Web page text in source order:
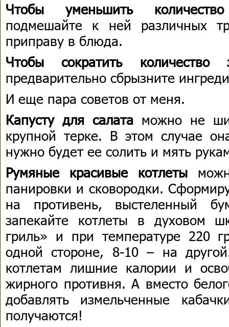
Чтобы уменьшить
подмешайте к ней различных
приправу в блюда.
Чтобы сократить количество
предварительно сбрызните
И еще пара советов от меня.
Капусту для салата можно не
крупной терке. В этом случае
нужно будет ее солить и мять
Румяные красивые котлеты
панировки и сковородки.
на противень, выстеленный
запекайте котлеты в духовом
гриль» и при температуре 220
одной стороне, 8-10 – на
котлетам лишние калории и
жирного противня. А вместо
добавлять измельченные
получаются!